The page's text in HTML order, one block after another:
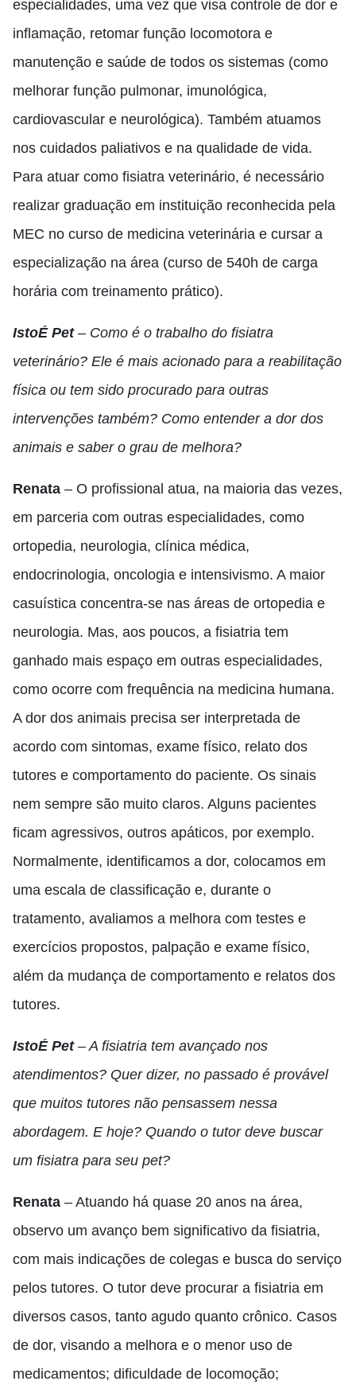
especialidades, uma vez que visa controle de dor e
inflamação, retomar função locomotora e
manutenção e saúde de todos os sistemas (como
melhorar função pulmonar, imunológica,
cardiovascular e neurológica). Também atuamos
nos cuidados paliativos e na qualidade de vida.
Para atuar como fisiatra veterinário, é necessário
realizar graduação em instituição reconhecida pela
MEC no curso de medicina veterinária e cursar a
especialização na área (curso de 540h de carga
horária com treinamento prático).
IstoÉ Pet– Como é o trabalho do fisiatra
veterinário? Ele é mais acionado para a reabilitação
física ou tem sido procurado para outras
intervenções também? Como entender a dor dos
animais e saber o grau de melhora?
Renata – O profissional atua, na maioria das vezes,
em parceria com outras especialidades, como
ortopedia, neurologia, clínica médica,
endocrinologia, oncologia e intensivismo. A maior
casuística concentra-se nas áreas de ortopedia e
neurologia. Mas, aos poucos, a fisiatria tem
ganhado mais espaço em outras especialidades,
como ocorre com frequência na medicina humana.
A dor dos animais precisa ser interpretada de
acordo com sintomas, exame físico, relato dos
tutores e comportamento do paciente. Os sinais
nem sempre são muito claros. Alguns pacientes
ficam agressivos, outros apáticos, por exemplo.
Normalmente, identificamos a dor, colocamos em
uma escala de classificação e, durante o
tratamento, avaliamos a melhora com testes e
exercícios propostos, palpação e exame físico,
além da mudança de comportamento e relatos dos
tutores.
IstoÉ Pet– A fisiatria tem avançado nos
atendimentos? Quer dizer, no passado é provável
que muitos tutores não pensassem nessa
abordagem. E hoje? Quando o tutor deve buscar
um fisiatra para seu pet?
Renata – Atuando há quase 20 anos na área,
observo um avanço bem significativo da fisiatria,
com mais indicações de colegas e busca do serviço
pelos tutores. O tutor deve procurar a fisiatria em
diversos casos, tanto agudo quanto crônico. Casos
de dor, visando a melhora e o menor uso de
medicamentos; dificuldade de locomoção;